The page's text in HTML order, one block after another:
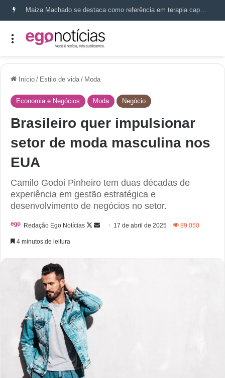
Maiza Machado se destaca como referência em terapia capilar e saúde do couro cabeludo
Início / Estilo de vida / Moda
Economia e Negócios Moda Negócio
Brasileiro quer impulsionar
setor de moda masculina nos
EUA
Camilo Godoi Pinheiro tem duas décadas de
experiência em gestão estratégica e
desenvolvimento de negócios no setor.
Redação Ego Notícias 17 de abril de 2025 89.050
4 minutos de leitura